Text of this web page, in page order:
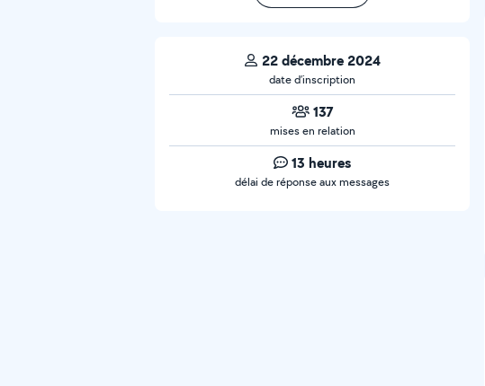
22 décembre 2024
date d’inscription
137
mises en relation
13 heures
délai de réponse aux messages